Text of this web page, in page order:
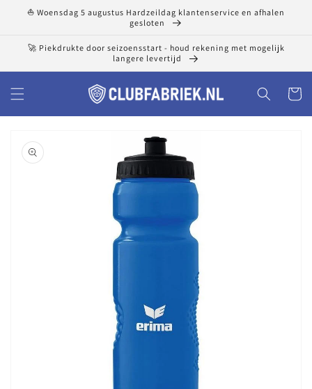
naar de
⛵ Woensdag 5 augustus Hardzeildag klantenservice en afhalen
gesloten
🚀 Piekdrukte door seizoensstart - houd rekening met mogelijk
langere levertijd
openen
in
galerieweergave